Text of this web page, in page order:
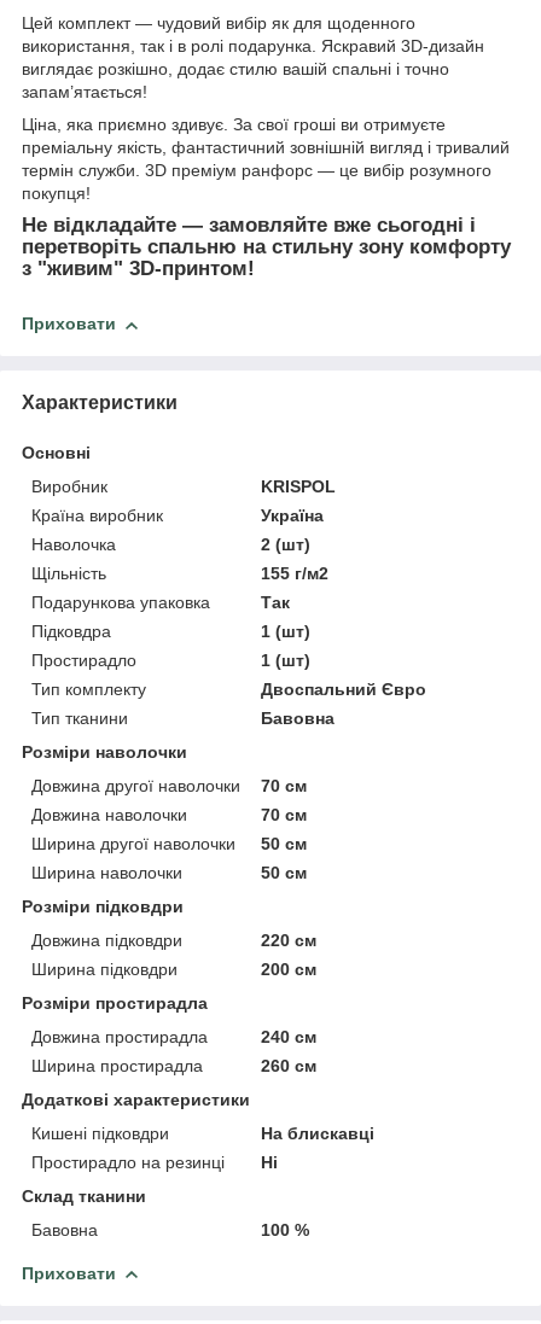
Цей комплект — чудовий вибір як для щоденного
використання, так і в ролі подарунка. Яскравий 3D-дизайн
виглядає розкішно, додає стилю вашій спальні і точно
запам’ятається!
Ціна, яка приємно здивує. За свої гроші ви отримуєте
преміальну якість, фантастичний зовнішній вигляд і тривалий
термін служби. 3D преміум ранфорс — це вибір розумного
покупця!
Не відкладайте — замовляйте вже сьогодні і
перетворіть спальню на стильну зону комфорту
з "живим" 3D-принтом!
Приховати
Характеристики
Основні
Виробник
KRISPOL
Країна виробник
Україна
Наволочка
2 (шт)
Щільність
155 г/м2
Подарункова упаковка
Так
Підковдра
1 (шт)
Простирадло
1 (шт)
Тип комплекту
Двоспальний Євро
Тип тканини
Бавовна
Розміри наволочки
Довжина другої наволочки
70 см
Довжина наволочки
70 см
Ширина другої наволочки
50 см
Ширина наволочки
50 см
Розміри підковдри
Довжина підковдри
220 см
Ширина підковдри
200 см
Розміри простирадла
Довжина простирадла
240 см
Ширина простирадла
260 см
Додаткові характеристики
Кишені підковдри
На блискавці
Простирадло на резинці
Ні
Склад тканини
Бавовна
100 %
Приховати